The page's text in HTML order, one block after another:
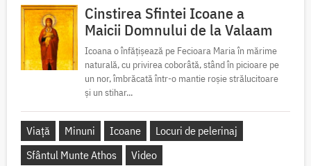
Cinstirea Sfintei Icoane a
Maicii Domnului de la Valaam
Icoana o înfățișează pe Fecioara Maria în mărime
naturală, cu privirea coborâtă, stând în picioare pe
un nor, îmbrăcată într-o mantie roșie strălucitoare
și un stihar...
Viață Minuni Icoane
Locuri de pelerinaj
Sfântul Munte Athos
Video